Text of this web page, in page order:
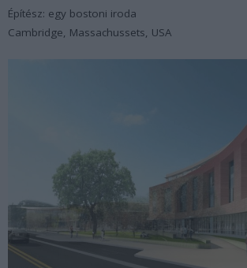
Építész: egy bostoni iroda
Cambridge, Massachussets, USA